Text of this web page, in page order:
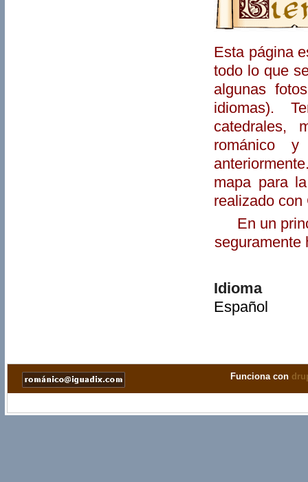
Esta página
todo lo que
algunas
idiomas).
catedrales,
románico
mapa para
realizado con
En un
seguramente
Idioma
Español
Funciona con